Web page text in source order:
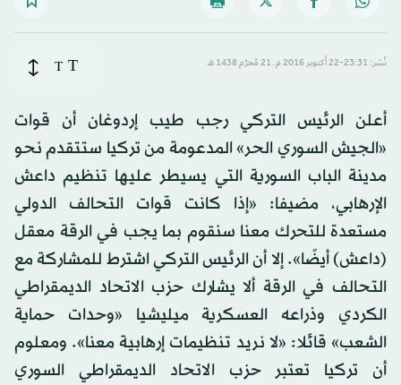
نُشر: 23:31-22 أكتوبر 2016 م ـ 21 مُحرَّم 1438 هـ T
T
أعلن الرئيس التركي رجب طيب إردوغان أن قوات
«الجيش السوري الحر» المدعومة من تركيا ستتقدم نحو
مدينة الباب السورية التي يسيطر عليها تنظيم داعش
الإرهابي، مضيفا: «إذا كانت قوات التحالف الدولي
مستعدة للتحرك معنا سنقوم بما يجب في الرقة معقل
(داعش) أيضًا». إلا أن الرئيس التركي اشترط للمشاركة مع
التحالف في الرقة ألا يشارك حزب الاتحاد الديمقراطي
الكردي وذراعه العسكرية ميليشيا «وحدات حماية
الشعب» قائلا: «لا نريد تنظيمات إرهابية معنا». ومعلوم
أن تركيا تعتبر حزب الاتحاد الديمقراطي السوري